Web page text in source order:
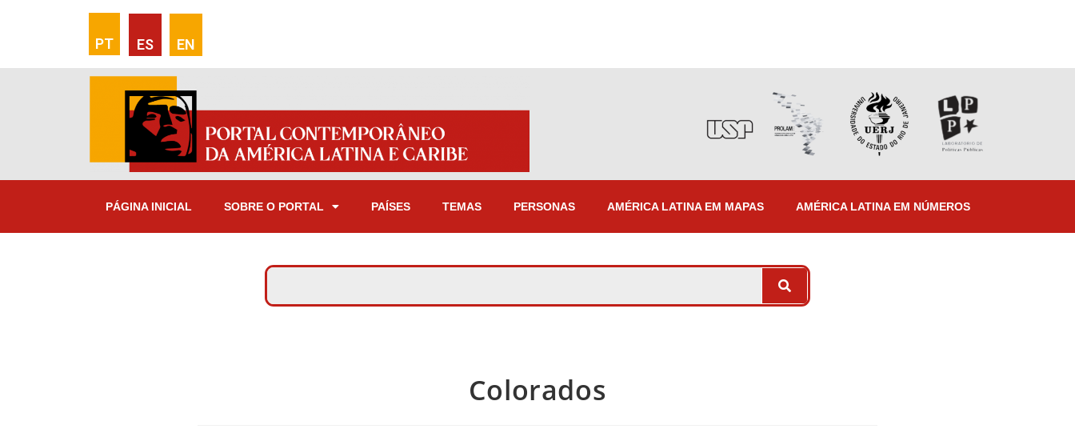
PT ES EN
PÁGINA INICIAL SOBRE O PORTAL PAÍSES TEMAS PERSONAS AMÉRICA LATINA EM MAPAS AMÉRICA LATINA EM NÚMEROS
Colorados